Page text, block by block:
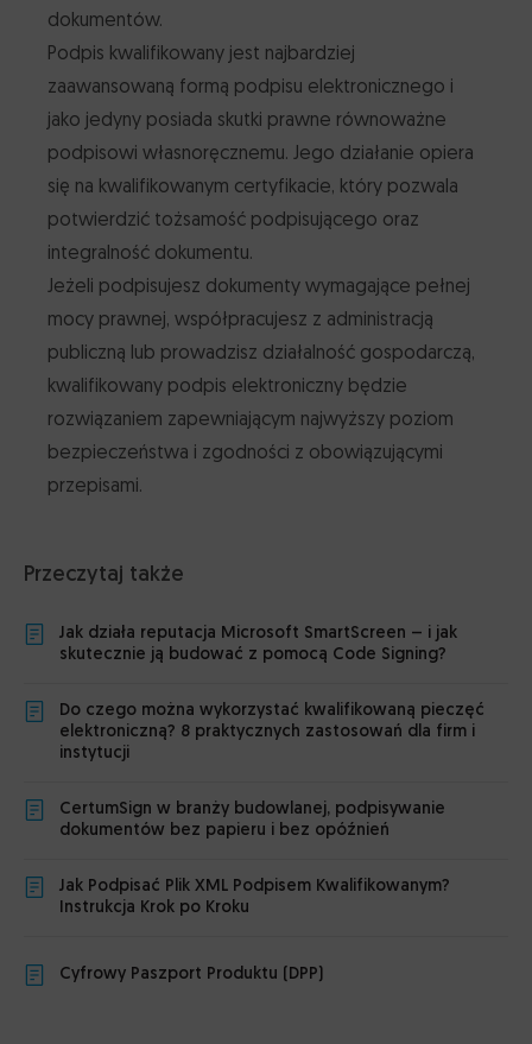
dokumentów.
Podpis kwalifikowany jest najbardziej
zaawansowaną formą podpisu elektronicznego i
jako jedyny posiada skutki prawne równoważne
podpisowi własnoręcznemu. Jego działanie opiera
się na kwalifikowanym certyfikacie, który pozwala
potwierdzić tożsamość podpisującego oraz
integralność dokumentu.
Jeżeli podpisujesz dokumenty wymagające pełnej
mocy prawnej, współpracujesz z administracją
publiczną lub prowadzisz działalność gospodarczą,
kwalifikowany podpis elektroniczny będzie
rozwiązaniem zapewniającym najwyższy poziom
bezpieczeństwa i zgodności z obowiązującymi
przepisami.
Przeczytaj także
Jak działa reputacja Microsoft SmartScreen – i jak
skutecznie ją budować z pomocą Code Signing?
Do czego można wykorzystać kwalifikowaną pieczęć
elektroniczną? 8 praktycznych zastosowań dla firm i
instytucji
CertumSign w branży budowlanej, podpisywanie
dokumentów bez papieru i bez opóźnień
Jak Podpisać Plik XML Podpisem Kwalifikowanym?
Instrukcja Krok po Kroku
Cyfrowy Paszport Produktu (DPP)